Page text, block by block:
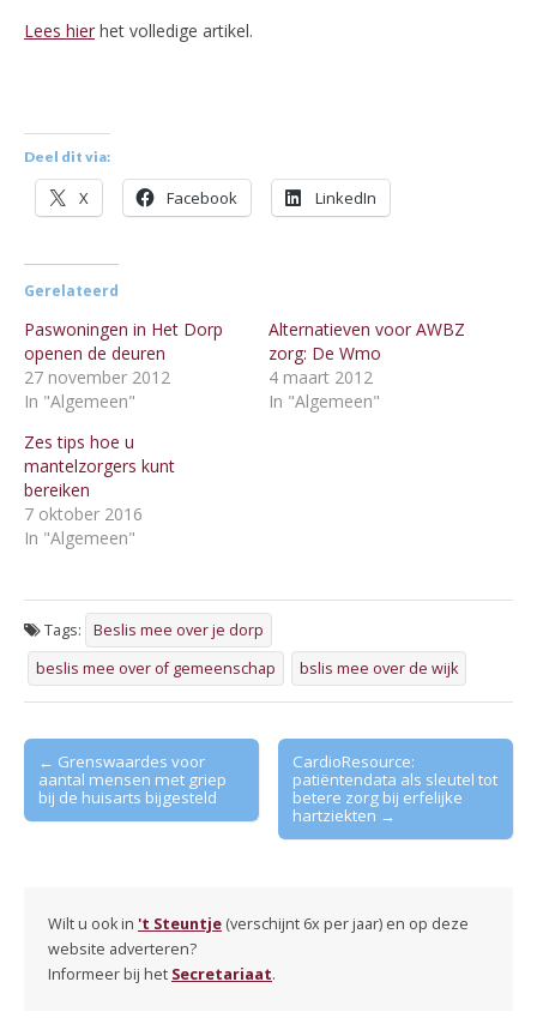
Lees hier het volledige artikel.
Deel dit via:
X Facebook LinkedIn
Gerelateerd
Paswoningen in Het Dorp
openen de deuren
27 november 2012
In "Algemeen"
Alternatieven voor AWBZ
zorg: De Wmo
4 maart 2012
In "Algemeen"
Zes tips hoe u
mantelzorgers kunt
bereiken
7 oktober 2016
In "Algemeen"
Tags:
Beslis mee over je dorp
beslis mee over of gemeenschap
bslis mee over de wijk
Post
navigation
← Grenswaardes voor
aantal mensen met griep
bij de huisarts bijgesteld
CardioResource:
patiëntendata als sleutel tot
betere zorg bij erfelijke
hartziekten →
Wilt u ook in 't Steuntje (verschijnt 6x per jaar) en op deze
website adverteren?
Informeer bij het Secretariaat.